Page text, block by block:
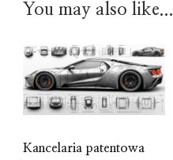
You may also like...
Kancelaria patentowa